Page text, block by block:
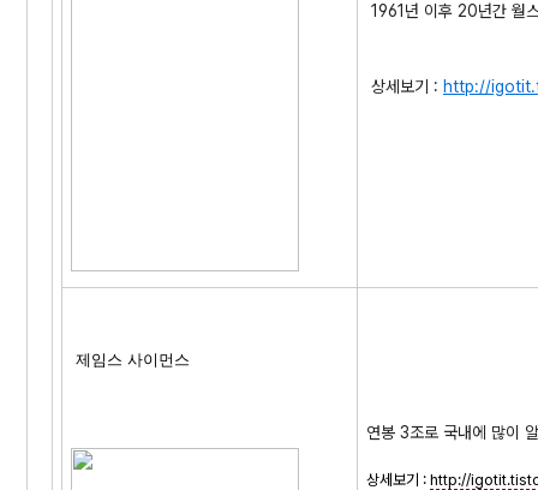
1961년 이후 20년간 월
상세보기 : http://
제임스 사이먼스
연봉 3조로 국내에 많이
상세보기 : http://